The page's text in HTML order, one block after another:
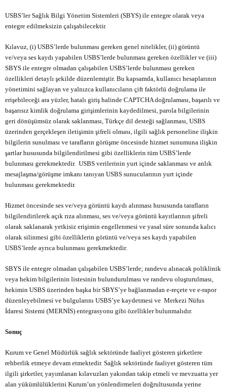
USBS’ler Sağlık Bilgi Yönetim Sistemleri (SBYS) ile entegre olarak veya
entegre edilmeksizin çalışabilecektir.
Kılavuz, (i) USBS’lerde bulunması gereken genel nitelikler, (ii) görüntü
ve/veya ses kaydı yapabilen USBS’lerde bulunması gereken özellikler ve (iii)
SBYS ile entegre olmadan çalışabilen USBS’lerde bulunması gereken
özellikleri detaylı şekilde düzenlemiştir. Bu kapsamda, kullanıcı hesaplarının
yönetimini sağlayan ve yalnızca kullanıcıların çift faktörlü doğrulama ile
erişebileceği ara yüzler, hatalı giriş halinde CAPTCHA doğrulaması, başarılı ve
başarısız kimlik doğrulama girişimlerinin kaydedilmesi, parola bilgilerinin
geri dönüşümsüz olarak saklanması, Türkçe dil desteği sağlanması, USBS
üzerinden gerçekleşen iletişimin şifreli olması, ilgili sağlık personeline ilişkin
bilgilerin sunulması ve tarafların görüşme öncesinde hizmet sunumuna ilişkin
şartlar hususunda bilgilendirilmesi gibi özelliklerin tüm USBS’lerde
bulunması gerekmektedir. USBS verilerinin yurt içinde saklanması ve anlık
mesajlaşma/görüşme imkanı tanıyan USBS sunucularının yurt içinde
bulunması gerekmektedir.
Hizmet öncesinde ses ve/veya görüntü kaydı alınması hususunda tarafların
bilgilendirilerek açık rıza alınması, ses ve/veya görüntü kayıtlarının şifreli
olarak saklanarak yetkisiz erişimin engellenmesi ve yasal süre sonunda kalıcı
olarak silinmesi gibi özelliklerin görüntü ve/veya ses kaydı yapabilen
USBS’lerde ayrıca bulunması gerekmektedir.
SBYS ile entegre olmadan çalışabilen USBS’lerde; randevu alınacak poliklinik
veya hekim bilgilerinin listesinin bulundurulması ve randevu oluşturulması,
hekimin USBS üzerinden başka bir SBYS’ye bağlanmadan e-reçete ve e-rapor
düzenleyebilmesi ve bulgularını USBS’ye kaydetmesi ve Merkezi Nüfus
İdaresi Sistemi (MERNİS) entegrasyonu gibi özellikler bulunmalıdır.
Sonuç
Kurum ve Genel Müdürlük sağlık sektöründe faaliyet gösteren şirketlere
rehberlik etmeye devam etmektedir. Sağlık sektöründe faaliyet gösteren tüm
ilgili şirketler, yayımlanan kılavuzları yakından takip etmeli ve mevzuatta yer
alan yükümlülüklerini Kurum’un yönlendirmeleri doğrultusunda yerine